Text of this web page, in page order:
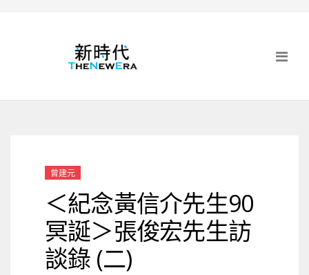
曾建元
＜紀念黃信介先生90
冥誕＞張俊宏先生訪
談錄 (二)